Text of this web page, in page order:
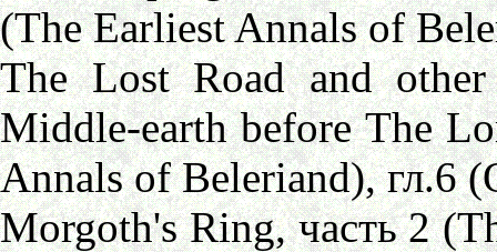
(The Earliest Annals of
The Lost Road and
Middle-earth before The
Annals of Beleriand), гл.6
Morgoth's Ring, часть 2